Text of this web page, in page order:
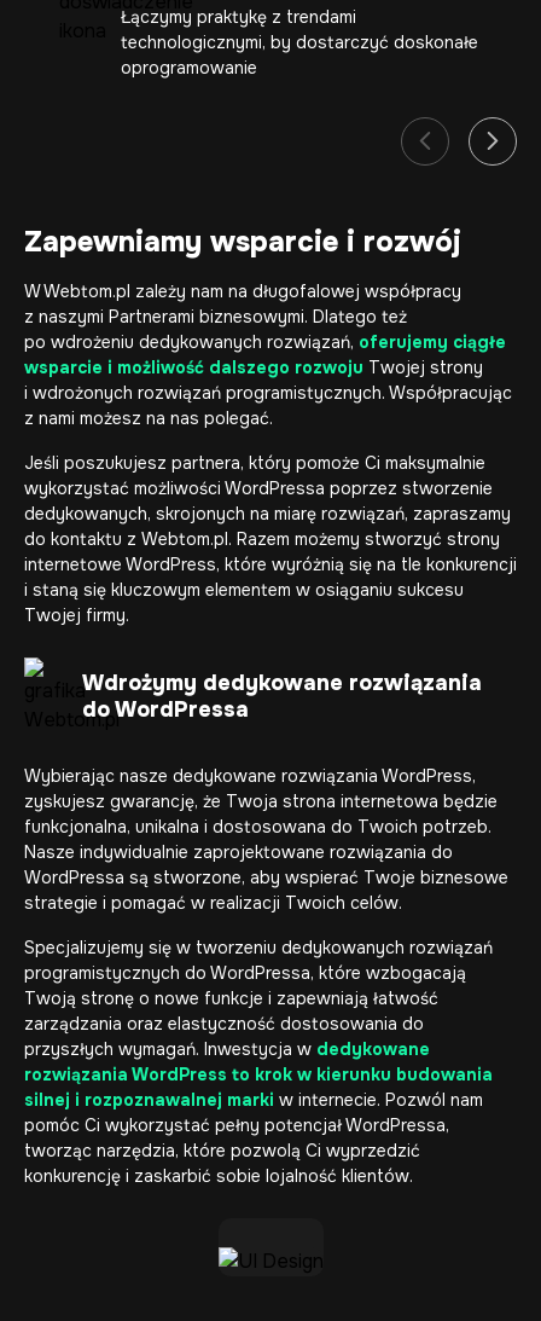
Łączymy praktykę z trendami
technologicznymi, by dostarczyć doskonałe
oprogramowanie
Zapewniamy wsparcie i rozwój
W Webtom.pl zależy nam na długofalowej współpracy
z naszymi Partnerami biznesowymi. Dlatego też
po wdrożeniu dedykowanych rozwiązań, oferujemy ciągłe
wsparcie i możliwość dalszego rozwoju Twojej strony
i wdrożonych rozwiązań programistycznych. Współpracując
z nami możesz na nas polegać.
Jeśli poszukujesz partnera, który pomoże Ci maksymalnie
wykorzystać możliwości WordPressa poprzez stworzenie
dedykowanych, skrojonych na miarę rozwiązań, zapraszamy
do kontaktu z Webtom.pl. Razem możemy stworzyć strony
internetowe WordPress, które wyróżnią się na tle konkurencji
i staną się kluczowym elementem w osiąganiu sukcesu
Twojej firmy.
Wdrożymy dedykowane rozwiązania
do WordPressa
Wybierając nasze dedykowane rozwiązania WordPress,
zyskujesz gwarancję, że Twoja strona internetowa będzie
funkcjonalna, unikalna i dostosowana do Twoich potrzeb.
Nasze indywidualnie zaprojektowane rozwiązania do
WordPressa są stworzone, aby wspierać Twoje biznesowe
strategie i pomagać w realizacji Twoich celów.
Specjalizujemy się w tworzeniu dedykowanych rozwiązań
programistycznych do WordPressa, które wzbogacają
Twoją stronę o nowe funkcje i zapewniają łatwość
zarządzania oraz elastyczność dostosowania do
przyszłych wymagań. Inwestycja w dedykowane
rozwiązania WordPress to krok w kierunku budowania
silnej i rozpoznawalnej marki w internecie. Pozwól nam
pomóc Ci wykorzystać pełny potencjał WordPressa,
tworząc narzędzia, które pozwolą Ci wyprzedzić
konkurencję i zaskarbić sobie lojalność klientów.